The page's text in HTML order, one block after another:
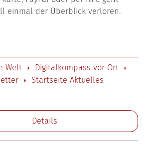
einmal der Überblick verloren.
Welt
Digitalkompass vor Ort
Startseite Aktuelles
Details